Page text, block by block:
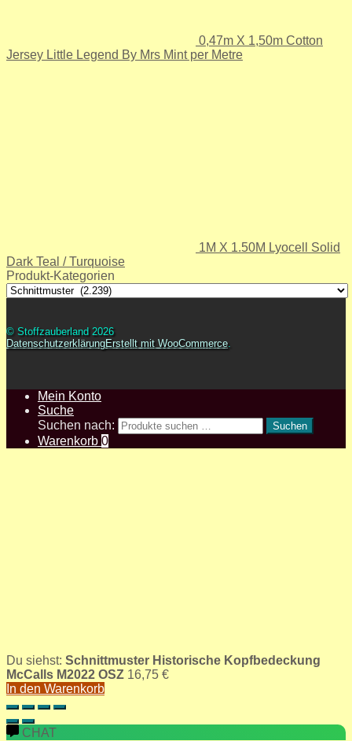
0,47m X 1,50m Cotton
Jersey Little Legend By Mrs Mint per Metre
1M X 1.50M Lyocell Solid
Dark Teal / Turquoise
Produkt-Kategorien
© Stoffzauberland 2026
DatenschutzerklärungErstellt mit WooCommerce
Mein Konto
Suche
Suchen nach:
Suchen
Warenkorb 0
Du siehst: Schnittmuster Historische Kopfbedeckung
McCalls M2022 OSZ 16,75 €
In den Warenkorb
CHAT